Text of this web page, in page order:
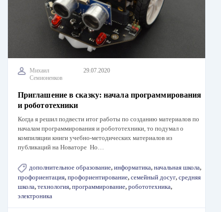
Михаил
Семионенков
29.07.2020
Приглашение в сказку: начала программирования
и робототехники
Когда я решил подвести итог работы по созданию материалов по
началам программирования и робототехники, то подумал о
компиляции книги учебно-методических материалов из
публикаций на Новаторе Но…
дополнительное образование, информатика, начальная школа,
профориентация, профориентирование, семейный досуг, средняя
школа, технология, программирование, робототехника,
электроника